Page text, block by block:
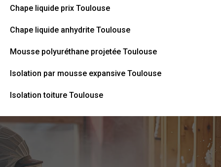
Chape liquide prix Toulouse
Chape liquide anhydrite Toulouse
Mousse polyuréthane projetée Toulouse
Isolation par mousse expansive Toulouse
Isolation toiture Toulouse